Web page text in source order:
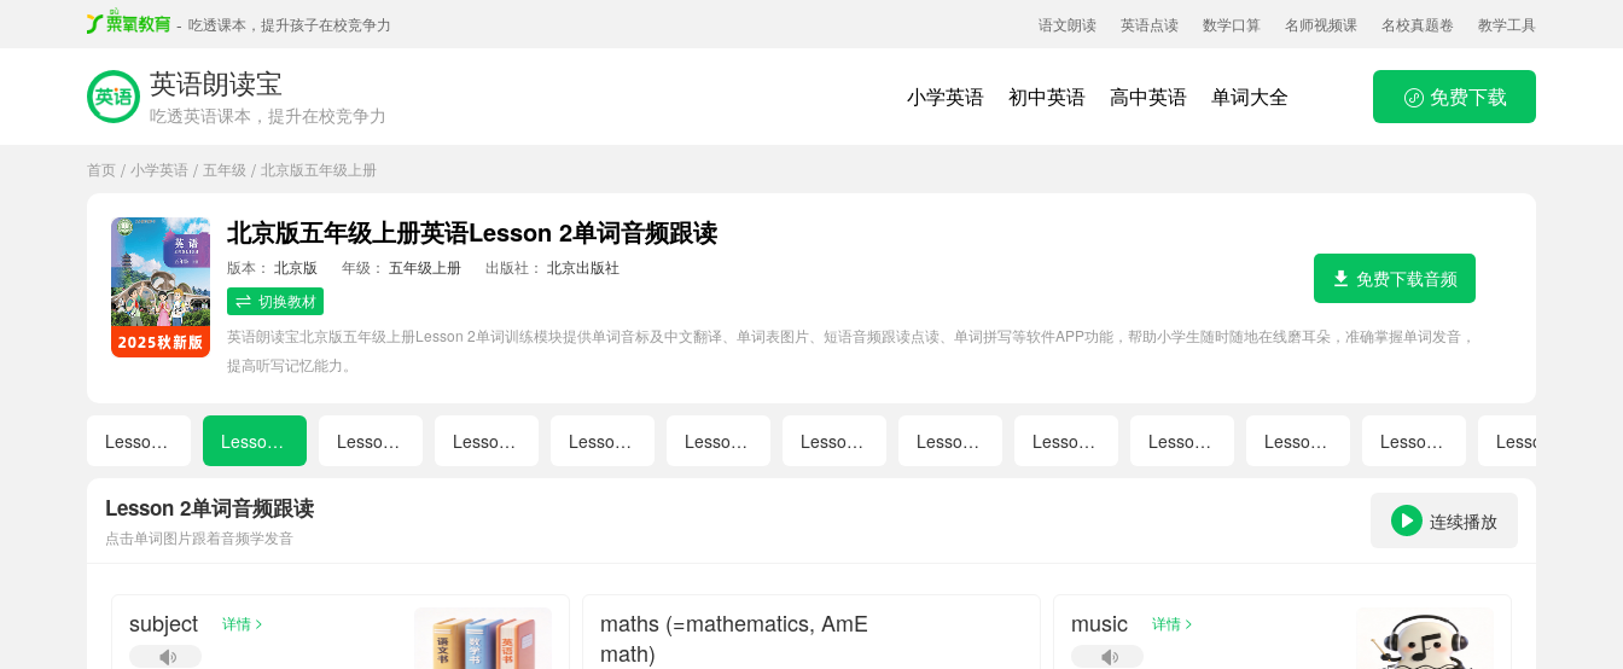
- 吃透课本，提升孩子在校竞争力 语文朗读 英语点读 数学口算 名师视频课 名校真题卷 教学工具
英语朗读宝
吃透英语课本，提升在校竞争力
小学英语 初中英语 高中英语 单词大全 免费下载
首页 / 小学英语 / 五年级 / 北京版五年级上册
北京版五年级上册英语Lesson 2单词音频跟读
版本： 北京版 年级： 五年级上册 出版社： 北京出版社
切换教材
英语朗读宝北京版五年级上册Lesson 2单词训练模块提供单词音标及中文翻译、单词表图片、短语音频跟读点读、单词拼写等软件APP功能，帮助小学生随时随地在线磨耳朵，准确掌握单词发音，
提高听写记忆能力。
免费下载音频
Lesson 1 Lesson 2 Lesson 3 Lesson 4 Lesson 5 Lesson 6 Lesson 7 Lesson 8 Lesson 9 Lesson 10 Lesson 11 Lesson 12
Lesson 2单词音频跟读
点击单词图片跟着音频学发音
连续播放
subject 详情 >
maths (=mathematics, AmE
math)
music 详情 >